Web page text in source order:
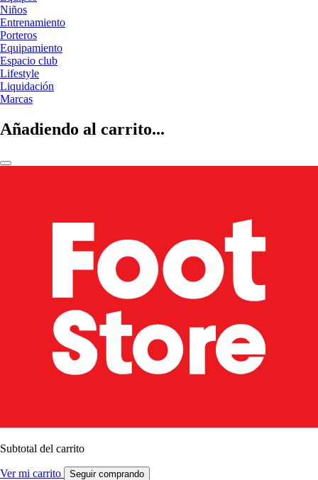
Niños
Entrenamiento
Porteros
Equipamiento
Espacio club
Lifestyle
Liquidación
Marcas
Añadiendo al carrito...
Subtotal del carrito
Ver mi carrito Seguir comprando